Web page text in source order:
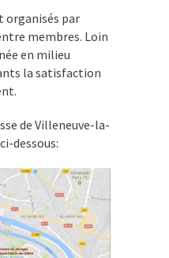
organisés par
membres. Loin
en milieu
la satisfaction
de Villeneuve-la-
dessous: